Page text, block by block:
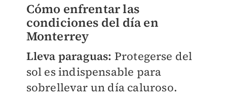
Cómo enfrentar las
condiciones del día en
Monterrey
Lleva paraguas: Protegerse del
sol es indispensable para
sobrellevar un día caluroso.